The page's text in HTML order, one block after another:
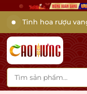
Tinh hoa rượu